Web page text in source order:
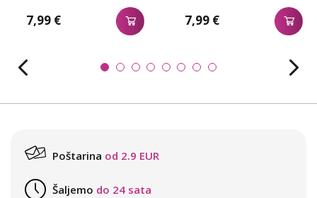
7,99 € 7,99 €
Poštarina od 2.9 EUR
Šaljemo do 24 sata